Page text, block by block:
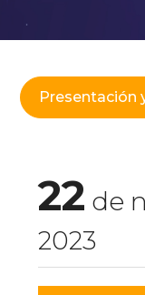
Presentación
22 de
2023